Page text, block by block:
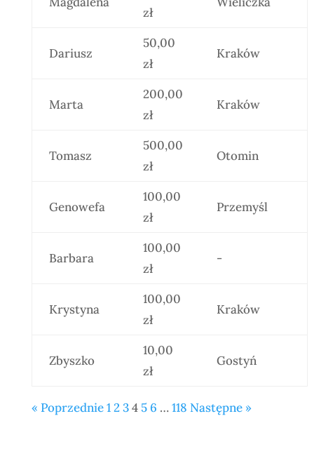
zł
Dariusz
50,00
zł
Kraków
Marta
200,00
zł
Kraków
Tomasz
500,00
zł
Otomin
Genowefa
100,00
zł
Przemyśl
Barbara
100,00
zł
-
Krystyna
100,00
zł
Kraków
Zbyszko
10,00
zł
Gostyń
« Poprzednie1234 5 6 …118 Następne »